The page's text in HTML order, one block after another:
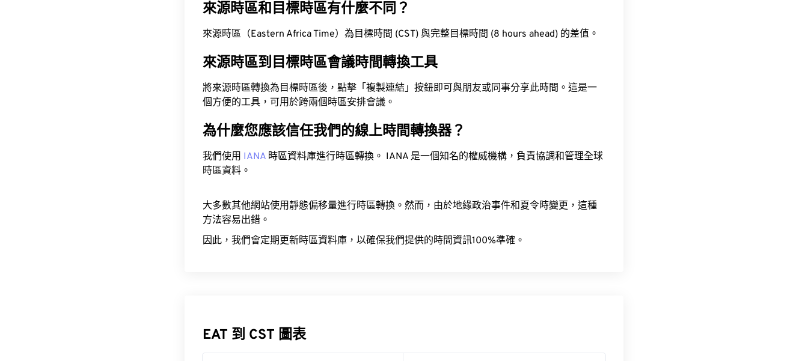
來源時區和目標時區有什麼不同？
來源時區（Eastern Africa Time）為目標時間 (CST) 與完整目標時間 (8 hours ahead) 的差值。
來源時區到目標時區會議時間轉換工具
將來源時區轉換為目標時區後，點擊「複製連結」按鈕即可與朋友或同事分享此時間。這是一
個方便的工具，可用於跨兩個時區安排會議。
為什麼您應該信任我們的線上時間轉換器？
我們使用 IANA 時區資料庫進行時區轉換。 IANA 是一個知名的權威機構，負責協調和管理全球
時區資料。
大多數其他網站使用靜態偏移量進行時區轉換。然而，由於地緣政治事件和夏令時變更，這種
方法容易出錯。
因此，我們會定期更新時區資料庫，以確保我們提供的時間資訊100%準確。
EAT 到 CST 圖表